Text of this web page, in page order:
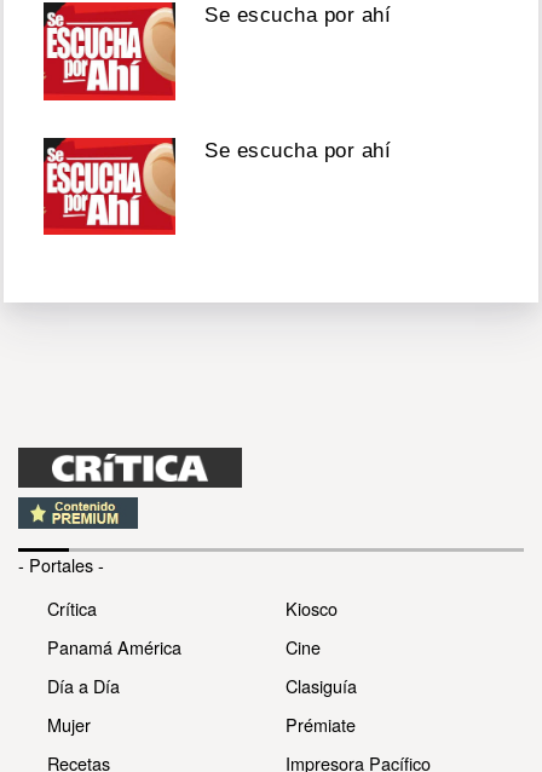
Se escucha por ahí
Se escucha por ahí
- Portales -
Crítica
Panamá América
Día a Día
Mujer
Recetas
Kiosco
Cine
Clasiguía
Prémiate
Impresora Pacífico